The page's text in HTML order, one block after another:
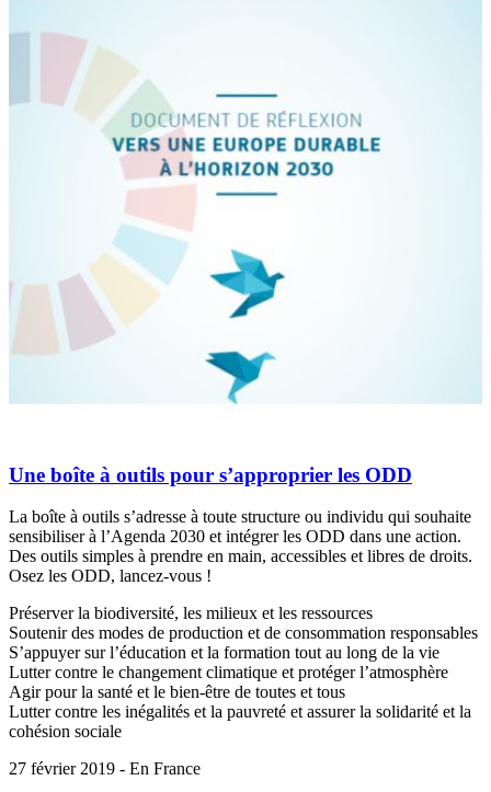
Une boîte à outils pour s’approprier les ODD
La boîte à outils s’adresse à toute structure ou individu qui souhaite
sensibiliser à l’Agenda 2030 et intégrer les ODD dans une action.
Des outils simples à prendre en main, accessibles et libres de droits.
Osez les ODD, lancez-vous !
Préserver la biodiversité, les milieux et les ressources
Soutenir des modes de production et de consommation responsables
S’appuyer sur l’éducation et la formation tout au long de la vie
Lutter contre le changement climatique et protéger l’atmosphère
Agir pour la santé et le bien-être de toutes et tous
Lutter contre les inégalités et la pauvreté et assurer la solidarité et la
cohésion sociale
27 février 2019 - En France